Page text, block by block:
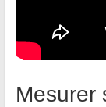
Mesurer